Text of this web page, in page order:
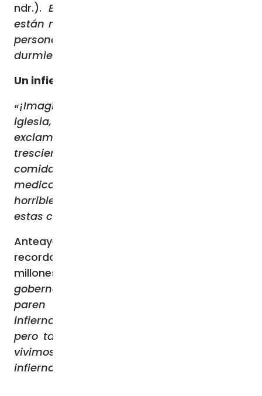
ndr.). Están allí con estas personas que
están muy enfermas. Hay casi setecientas
personas alojadas en su parroquia,
durmiendo allí, comiendo allí, viviendo allí».
Un infierno para todos
«¡Imagínense setecientas personas en una
iglesia, mientras toda Gaza está sitiada!»,
exclamó el padre Faltas. «Dos millones y
trescientas personas viven en Gaza, sin
comida, sin electricidad, sin agua,
medicamentos, ¡nada! La situación es
horrible. Pero, ¿quién escucha? ¿Quién ve
estas cosas?».
Anteayer, insistió el franciscano,
recordando las manifestaciones callejeras,
millones de personas
gobernantes que paren este fuego, que
paren este infierno. ¡Es realmente un
infierno! La gente de Gaza vive un infierno,
pero también nosotros, toda Tierra Santa,
vivimos un momento muy, muy difícil. Un
infierno para todos».